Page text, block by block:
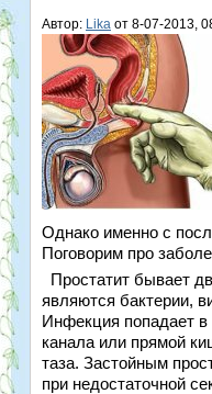
Автор: Lika от 8-07-2013,
Однако именно с
Поговорим про
Простатит бывает
являются бактерии,
Инфекция попадает в
канала или прямой
таза. Застойным
при недостаточной